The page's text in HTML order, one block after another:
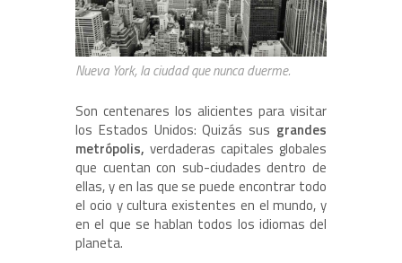
Nueva York, la ciudad que nunca duerme.
Son centenares los alicientes para visitar
los Estados Unidos: Quizás sus grandes
metrópolis, verdaderas capitales globales
que cuentan con sub-ciudades dentro de
ellas, y en las que se puede encontrar todo
el ocio y cultura existentes en el mundo, y
en el que se hablan todos los idiomas del
planeta.